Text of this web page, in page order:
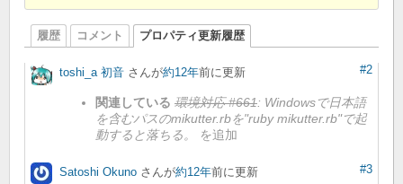
履歴 コメント プロパティ更新履歴
#2
toshi_a 初音 さんが約12年前に更新
関連している 環境対応 #661: Windowsで日本語
を含むパスのmikutter.rbを"ruby mikutter.rb"で起
動すると落ちる。
を追加
#3
Satoshi Okuno さんが約12年前に更新